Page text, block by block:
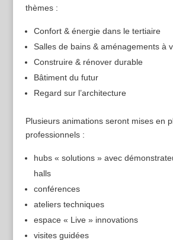
thèmes :
Confort & énergie dans le tertiaire
Salles de bains & aménagements à
Construire & rénover durable
Bâtiment du futur
Regard sur l’architecture
Plusieurs animations seront mises en
professionnels :
hubs « solutions » avec
halls
conférences
ateliers techniques
espace « Live » innovations
visites guidées